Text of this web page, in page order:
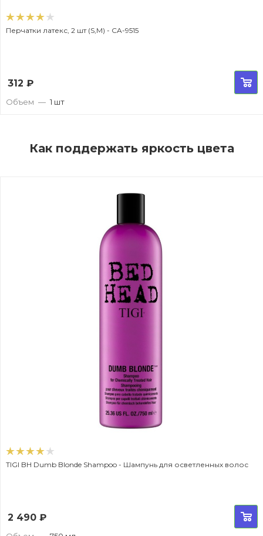
Перчатки латекс, 2 шт (S,M) - CA-9515
312 ₽
Объем — 1 шт
Как поддержать яркость цвета
TIGI BH Dumb Blonde Shampoo - Шампунь для осветленных волос
2 490 ₽